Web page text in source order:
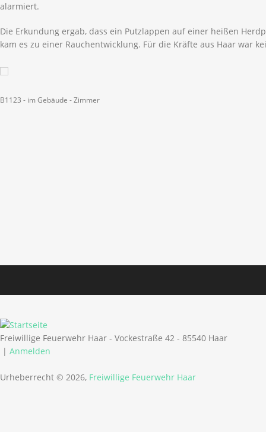
alarmiert.
Die Erkundung ergab, dass ein Putzlappen auf einer heißen
kam es zu einer Rauchentwicklung. Für die Kräfte aus Haar war
B1123 - im Gebäude - Zimmer
Freiwillige Feuerwehr Haar - Vockestraße 42 - 85540 Haar
| Anmelden
Urheberrecht © 2026, Freiwillige Feuerwehr Haar